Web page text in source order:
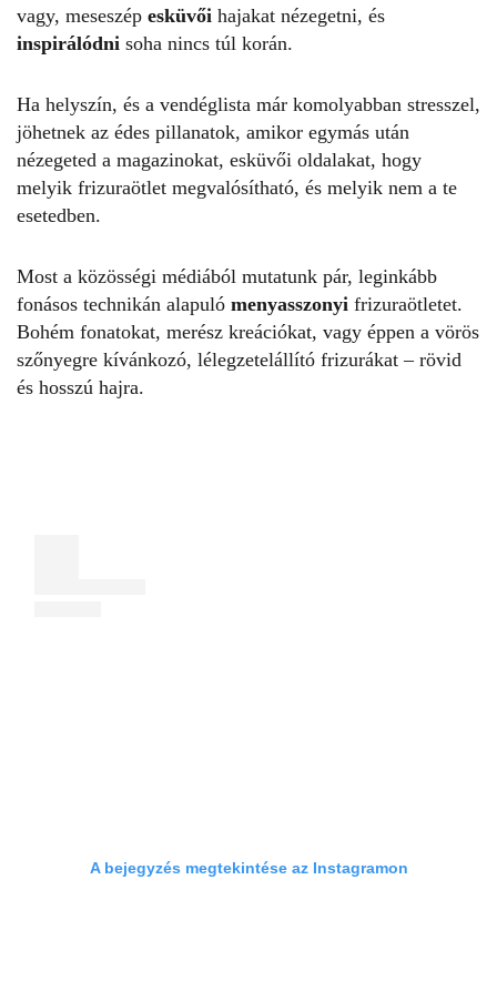
vagy, meseszép esküvői hajakat nézegetni, és
inspirálódni soha nincs túl korán.
Ha helyszín, és a vendéglista már komolyabban stresszel,
jöhetnek az édes pillanatok, amikor egymás után
nézegeted a magazinokat, esküvői oldalakat, hogy
melyik frizuraötlet megvalósítható, és melyik nem a te
esetedben.
Most a közösségi médiából mutatunk pár, leginkább
fonásos technikán alapuló menyasszonyi frizuraötletet.
Bohém fonatokat, merész kreációkat, vagy éppen a vörös
szőnyegre kívánkozó, lélegzetelállító frizurákat – rövid
és hosszú hajra.
A bejegyzés megtekintése az Instagramon